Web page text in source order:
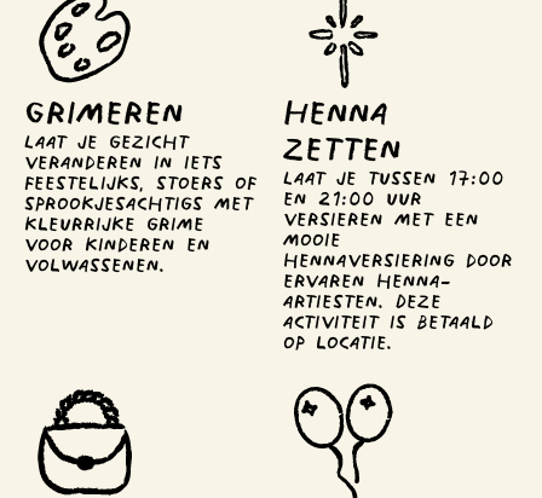
Grimeren
Laat je gezicht
veranderen in iets
feestelijks, stoers of
sprookjesachtigs met
kleurrijke grime
voor kinderen en
volwassenen.
Henna
zetten
Laat je tussen 17:00
en 21:00 uur
versieren met een
mooie
hennaversiering door
ervaren henna-
artiesten. Deze
activiteit is betaald
op locatie.